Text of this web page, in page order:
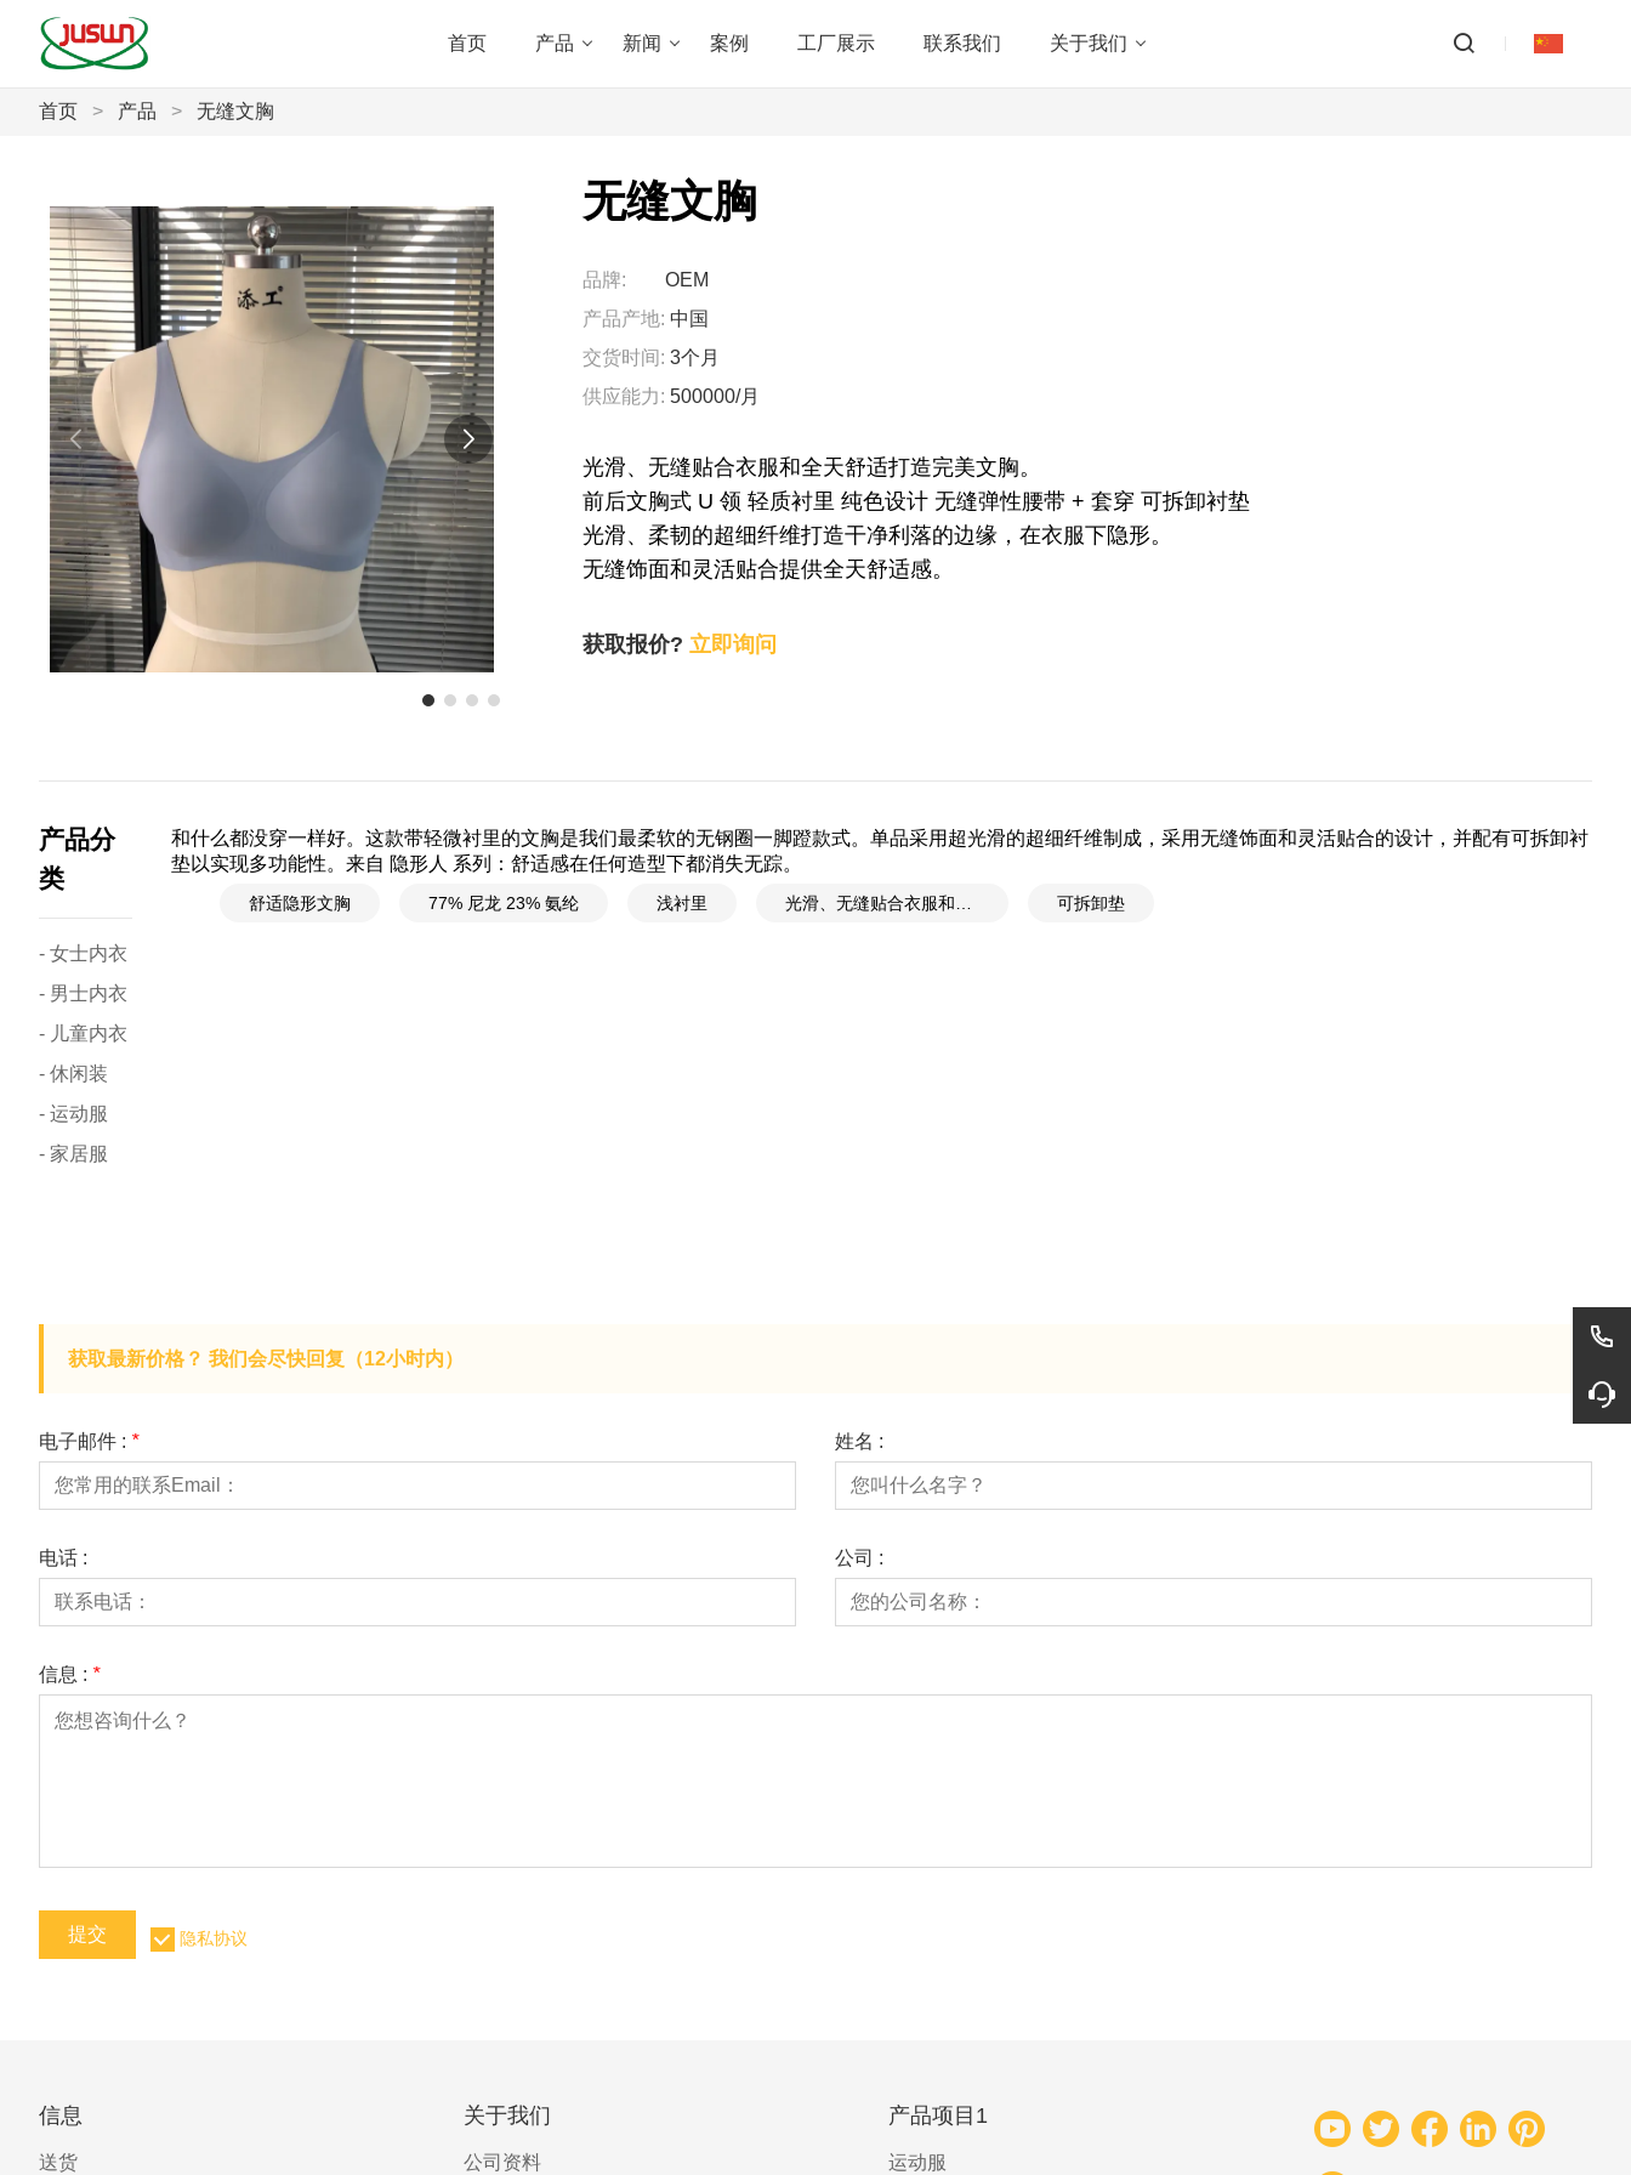
首页 产品 新闻 案例 工厂展示 联系我们 关于我们
首页 > 产品 > 无缝文胸
无缝文胸
品牌:
OEM
产品产地: 中国
交货时间: 3个月
供应能力: 500000/月
光滑、无缝贴合衣服和全天舒适打造完美文胸。
前后文胸式 U 领 轻质衬里 纯色设计 无缝弹性腰带 + 套穿 可拆卸衬垫
光滑、柔韧的超细纤维打造干净利落的边缘，在衣服下隐形。
无缝饰面和灵活贴合提供全天舒适感。
获取报价? 立即询问
产品分
类
- 女士内衣
- 男士内衣
- 儿童内衣
- 休闲装
- 运动服
- 家居服
和什么都没穿一样好。这款带轻微衬里的文胸是我们最柔软的无钢圈一脚蹬款式。单品采用超光滑的超细纤维制成，采用无缝饰面和灵活贴合的设计，并配有可拆卸衬
垫以实现多功能性。来自 隐形人 系列：舒适感在任何造型下都消失无踪。
舒适隐形文胸 77% 尼龙 23% 氨纶 浅衬里 可拆卸垫
获取最新价格？ 我们会尽快回复（12小时内）
电子邮件 : * 姓名 :
电话 : 公司 :
信息 : *
提交 隐私协议
信息
送货
关于我们
公司资料
产品项目1
运动服